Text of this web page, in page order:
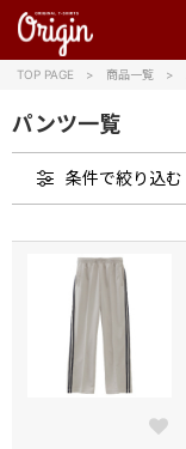
TOP PAGE 商品一覧
パンツ一覧
条件で絞り込む